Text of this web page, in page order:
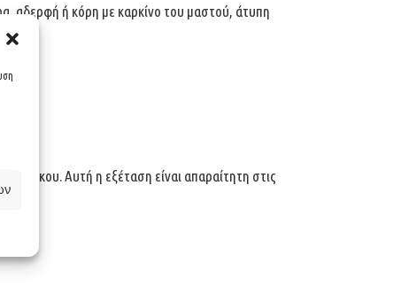
αδερφή ή κόρη με καρκίνο του μαστού, άτυπη
Αυτή η εξέταση είναι απαραίτητη στις